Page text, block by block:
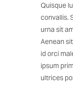
Quisque
convallis.
urna sit
Aenean
id orci
ipsum
ultrices